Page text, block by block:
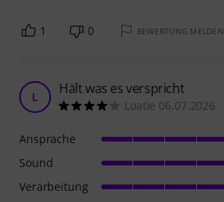
1 0 BEWERTUNG MELDEN
L Hält was es verspricht
Loatie 06.07.2026
Ansprache
Sound
Verarbeitung